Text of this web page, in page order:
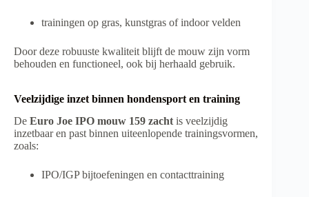
trainingen op gras, kunstgras of indoor velden
Door deze robuuste kwaliteit blijft de mouw zijn vorm
behouden en functioneel, ook bij herhaald gebruik.
Veelzijdige inzet binnen hondensport en training
De Euro Joe IPO mouw 159 zachtis veelzijdig
inzetbaar en past binnen uiteenlopende trainingsvormen,
zoals:
IPO/IGP bijtoefeningen en contacttraining